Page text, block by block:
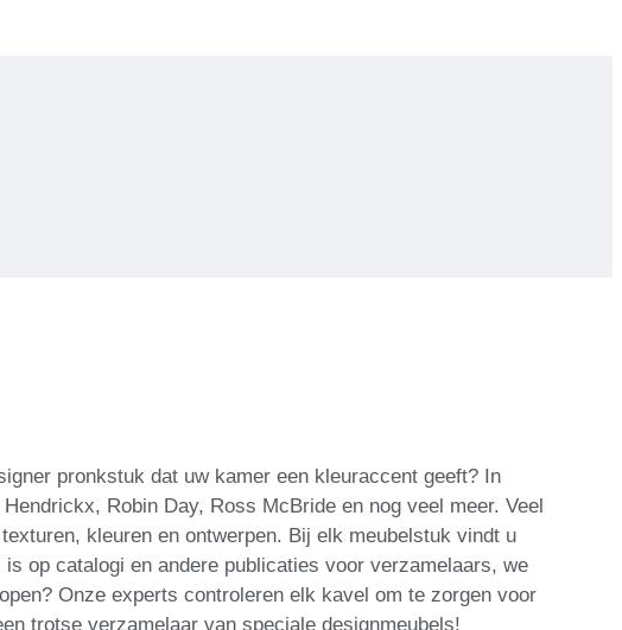
pronkstuk dat uw kamer een kleuraccent geeft? In
Robin Day, Ross McBride en nog veel meer. Veel
kleuren en ontwerpen. Bij elk meubelstuk vindt u
op catalogi en andere publicaties voor verzamelaars, we
Onze experts controleren elk kavel om te zorgen voor
trotse verzamelaar van speciale designmeubels!